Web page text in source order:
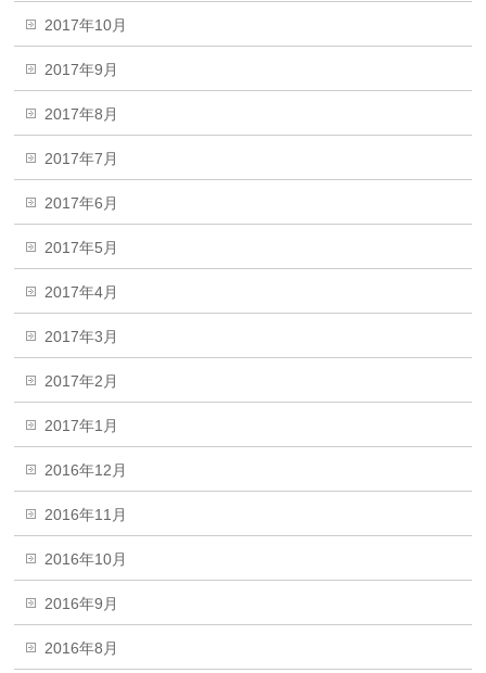
2017年10月
2017年9月
2017年8月
2017年7月
2017年6月
2017年5月
2017年4月
2017年3月
2017年2月
2017年1月
2016年12月
2016年11月
2016年10月
2016年9月
2016年8月